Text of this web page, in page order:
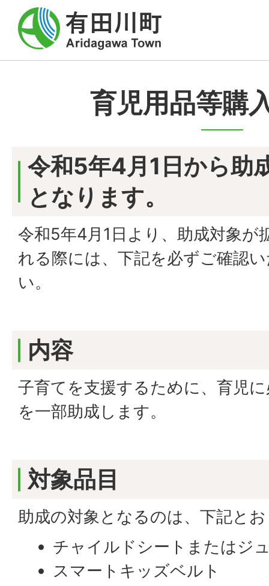
育児用品等購
令和5年4月1日から助
となります。
令和5年4月1日より、助成対象が
れる際には、下記を必ずご確認
い。
内容
子育てを支援するために、育児
を一部助成します。
対象品目
助成の対象となるのは、下記と
チャイルドシートまたはジ
スマートキッズベルト